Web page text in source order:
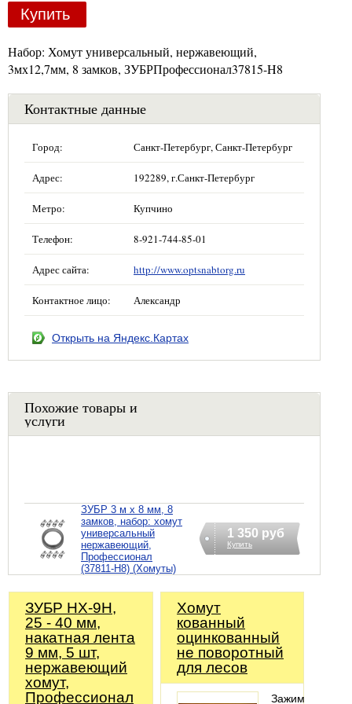
Купить
Набор: Хомут универсальный, нержавеющий,
3мх12,7мм, 8 замков, ЗУБРПрофессионал37815-H8
Контактные данные
Город: Санкт-Петербург, Санкт-Петербург
Адрес: 192289, г.Санкт-Петербург
Метро: Купчино
Телефон: 8-921-744-85-01
Адрес сайта: http://www.optsnabtorg.ru
Контактное лицо: Александр
Открыть на Яндекс.Картах
Похожие товары и
услуги
ЗУБР 3 м х 8 мм, 8
замков, набор: хомут
универсальный
нержавеющий,
Профессионал
(37811-H8) (Хомуты)
1 350 руб
Купить
ЗУБР НХ-9Н,
25 - 40 мм,
накатная лента
9 мм, 5 шт,
нержавеющий
хомут,
Профессионал
Хомут
кованный
оцинкованный
не поворотный
для лесов
Зажимает